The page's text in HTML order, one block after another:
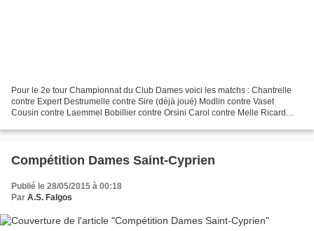
Pour le 2e tour Championnat du Club Dames voici les matchs : Chantrelle
contre Expert Destrumelle contre Sire (déjà joué) Modlin contre Vaset
Cousin contre Laemmel Bobillier contre Orsini Carol contre Melle Ricard
Compétition Dames Saint-Cyprien
Publié le 28/05/2015 à 00:18
Par A.S. Falgos